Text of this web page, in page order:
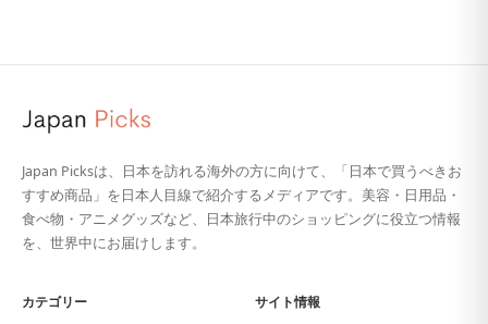
Japan Picksは、日本を訪れる海外の方に向けて、「日本で買うべきお
すすめ商品」を日本人目線で紹介するメディアです。美容・日用品・
食べ物・アニメグッズなど、日本旅行中のショッピングに役立つ情報
を、世界中にお届けします。
カテゴリー サイト情報